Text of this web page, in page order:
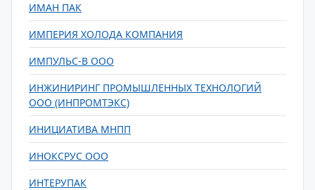
ИМАН ПАК
ИМПЕРИЯ ХОЛОДА КОМПАНИЯ
ИМПУЛЬС-В ООО
ИНЖИНИРИНГ ПРОМЫШЛЕННЫХ ТЕХНОЛОГИЙ
ООО (ИНПРОМТЭКС)
ИНИЦИАТИВА МНПП
ИНОКСРУС ООО
ИНТЕРУПАК